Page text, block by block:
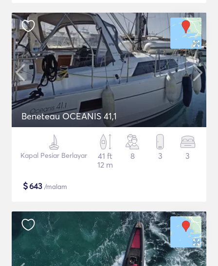
Beneteau OCEANIS 41,1
Kapal Pesiar Berlayar
41 ft
12 m
8 3 3
$643 /malam